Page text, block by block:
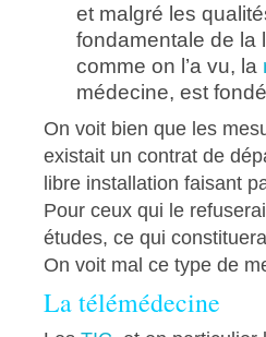
et malgré les
fondamentale de la
comme on l’a vu, la
médecine, est
On voit bien que les
existait un contrat de
libre installation faisant
Pour ceux qui le
études, ce qui
On voit mal ce type de
La télémédecine